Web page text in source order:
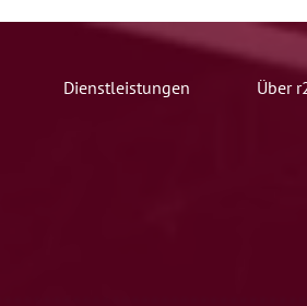
Dienstleistungen Über